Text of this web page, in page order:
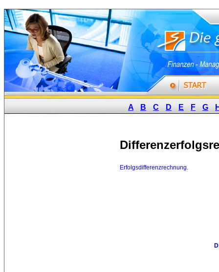
A B C D E F G
Erfolgsdifferenzrechnung.